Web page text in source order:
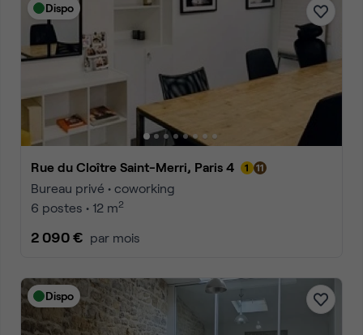
Dispo
Rue du Cloître Saint-Merri, Paris 4
Bureau privé • coworking
6 postes • 12 m2
2 090 € par mois
Dispo